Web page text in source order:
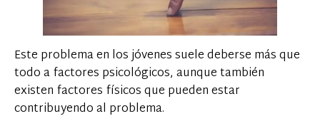
Este problema en los jóvenes suele deberse más que
todo a factores psicológicos, aunque también
existen factores físicos que pueden estar
contribuyendo al problema.